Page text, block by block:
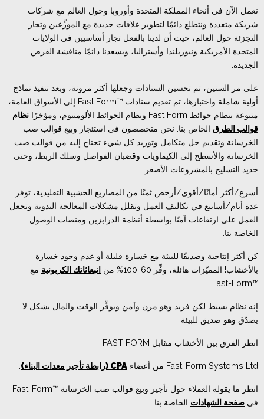
نعمل الآن في أنحاء المملكة المتحدة وأوروبا وحول العالم مع شركات
شريكة متعددة ونتطلع دائمًا لتطوير علاقات جديدة مع الموزِّعين وتجار
التجزئة حول العالم، حيث أن لدينا بالفعل تجار أساسيين في الولايات
المتحدة الأمريكية ونيوزيلندا وأستراليا، ويسعدنا دائمًا مناقشة الفرص
الجديدة.
على مر السنين، تم تحسين السنادات وجعلها أكثر مرونة، وبعد تنفيذ نماذج
أولية شاملة واختبارها، تم تقديم سنادات ™Fast Form إلى الأسواق العامة،
متبوعة بنظام حوائط Fast Form ونظام الحوائط الألومنيوم، ومؤخرًا
نظام
قوالب الطرق الخاص بنا. نحن متخصصون في استئجار وبيع قوالب صب
الخرسانة وتقديم حل متكامل وتوريد كل شيء تحتاج إليه من قوالب صب
الخرسانة والأسطح إلى الكيماويات وقضبان الفواصل وسلك الربط، وحتى
حديد التسليح بالمشروعات الأصغر.
أسرع/أكثر أمانًا/أقوى/أرخص ثمنًا من المصاريع الخشبية التقليدية، توفر
عدة أيام/أسابيع في تكاليف العمل وتقلل مشكلات المعالجة اليدوية وتجعل
العمل على ارتفاعات آمنًا بواسطة أنظمة الدرابزين ومنصات الوصول
الخاصة بنا.
كن أكثر إنتاجية وصديقًا للبيئة مع خسارة قليلة أو عدم وجود خسارة
بالأخشاب! المميّزات هائلة، وفِّر 60-100% من
انبعاثاتك الكربونية مع
™Fast-Form.
إنه نظام بسيط لكن فريد وهو مرن وآمن ويوفِّر الوقت والمال بشكل لا
يصدّق وهو صديق للبيئة.
انظر الفرق بين الأخشاب مقابل FAST FORM
Fast-Form Systems Ltd من أعضاء CPA (رابطة تأجير معدات البناء)
انظر ما يقوله العملاء حول تأجير وبيع قوالب صب الخرسانة ™Fast-Form
في صفحة الشهادات الخاصة بنا